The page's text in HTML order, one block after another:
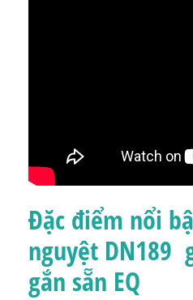
Đặc điểm nổi
nguyệt DN189
gắn sẵn EQ